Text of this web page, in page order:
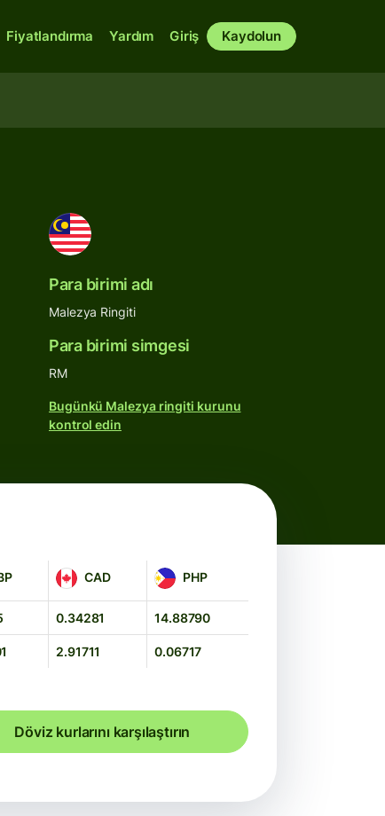
Fiyatlandırma Yardım Giriş Kaydolun
Para birimi adı
Malezya Ringiti
Para birimi simgesi
RM
Bugünkü Malezya ringiti kurunu
kontrol edin
CAD
CAD PHP
PHP
0.34281 14.88790
2.91711 0.06717
Döviz kurlarını karşılaştırın